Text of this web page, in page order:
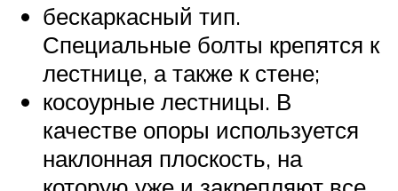
бескаркасный тип.
Специальные болты крепятся к
лестнице, а также к стене;
косоурные лестницы. В
качестве опоры используется
наклонная плоскость, на